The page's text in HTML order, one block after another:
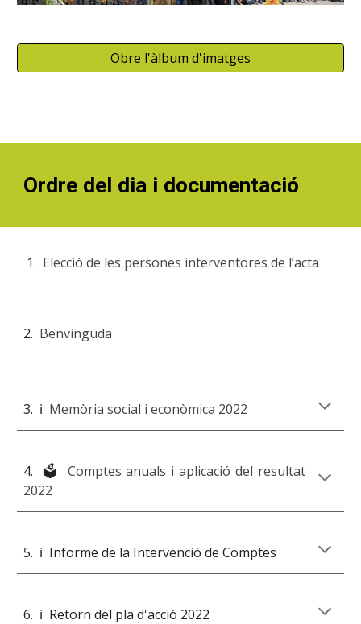
Obre l'àlbum d'imatges
Ordre del dia i documentació
Elecció de les persones interventores de l’acta
2. Benvinguda
3. ℹ️ Memòria social i econòmica 2022
4. 🗳️ Comptes anuals i aplicació del resultat
2022
5. ℹ️ Informe de la Intervenció de Comptes
6. ℹ️ Retorn del pla d'acció 2022